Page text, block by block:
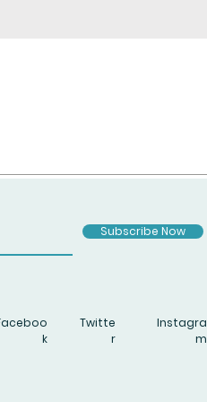
Subscribe Now
k
Twitte
r
Instagra
m